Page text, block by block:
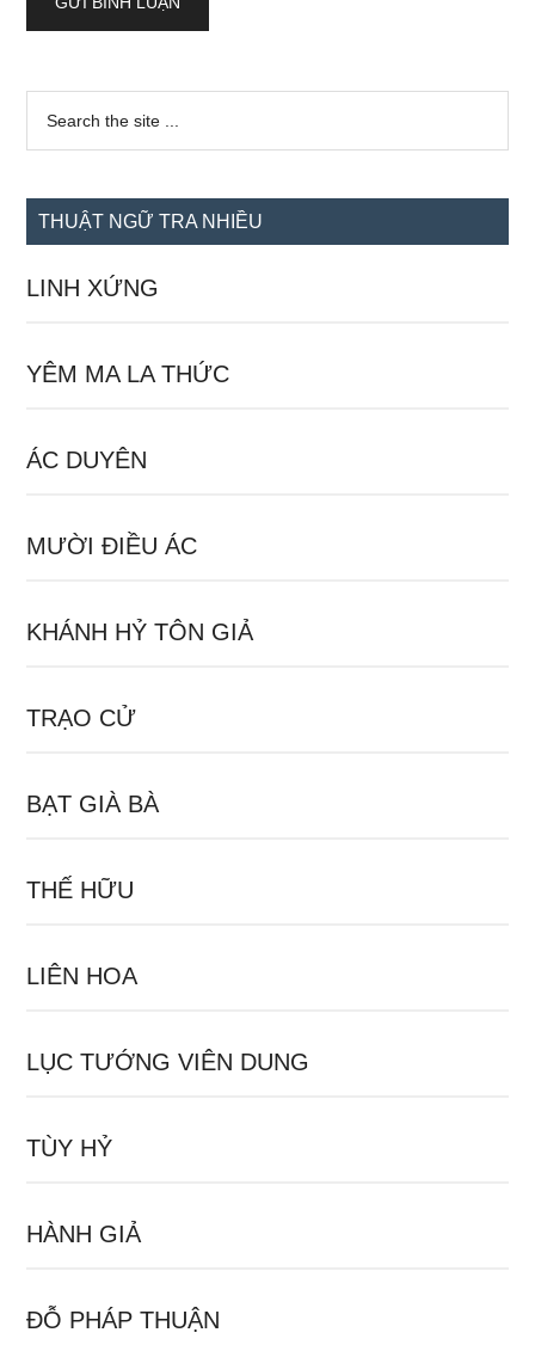
Sidebar
chính
...
THUẬT NGỮ TRA NHIỀU
LINH XỨNG
YÊM MA LA THỨC
ÁC DUYÊN
MƯỜI ĐIỀU ÁC
KHÁNH HỶ TÔN GIẢ
TRẠO CỬ
BẠT GIÀ BÀ
THẾ HỮU
LIÊN HOA
LỤC TƯỚNG VIÊN DUNG
TÙY HỶ
HÀNH GIẢ
ĐỖ PHÁP THUẬN